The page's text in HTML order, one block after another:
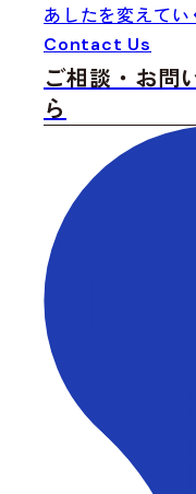
あしたを変えてい
Contact Us
ご相談・お問
ら